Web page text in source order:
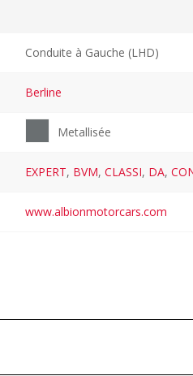
Conduite à Gauche (LHD)
Berline
Metallisée
EXPERT, BVM,CLASSI, DA,
www.albionmotorcars.com